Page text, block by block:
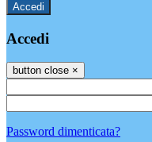
Accedi
Accedi
button close ×
Password dimenticata?